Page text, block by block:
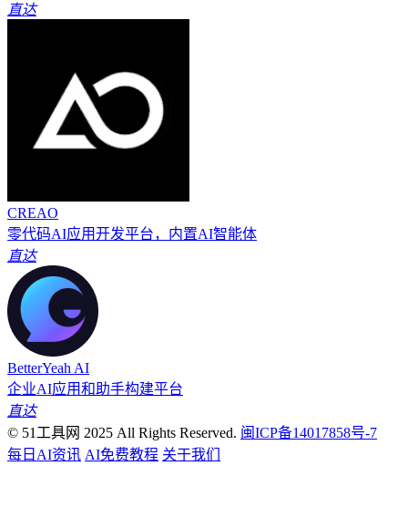
直达
CREAO
零代码AI应用开发平台，内置AI智能体
直达
BetterYeah AI
企业AI应用和助手构建平台
直达
© 51工具网 2025 All Rights Reserved. 闽ICP备14017858号-7
每日AI资讯 AI免费教程 关于我们